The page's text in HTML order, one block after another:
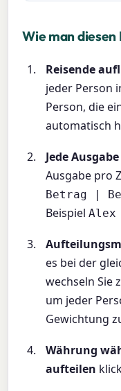
Wie man
Reisende
jeder Person
Person, die
automatisch
Jede
Ausgabe pro
Betrag |
Beispiel
es bei der
wechseln Sie
um jeder
Gewichtung
Währung
aufteilen